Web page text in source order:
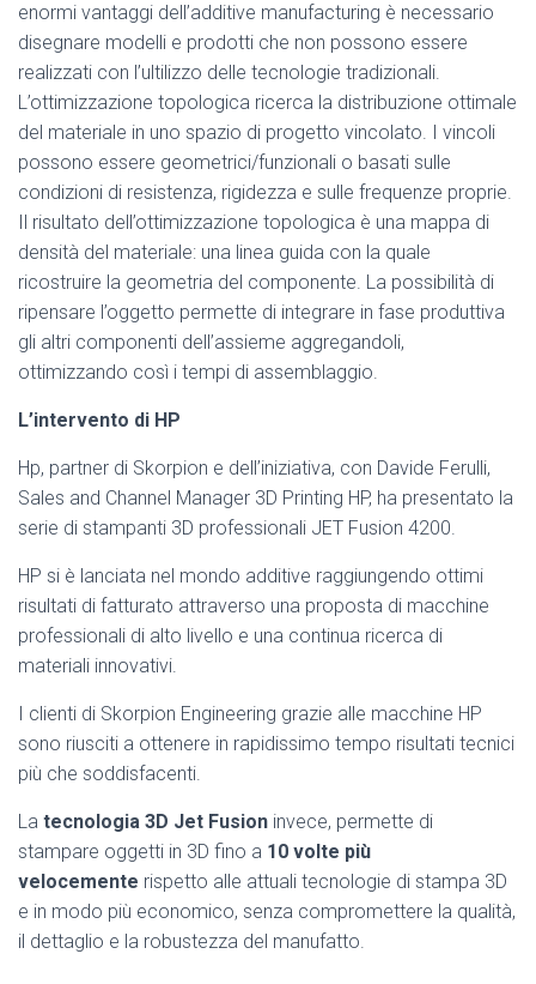
enormi vantaggi dell’additive manufacturing è necessario
disegnare modelli e prodotti che non possono essere
realizzati con l’ultilizzo delle tecnologie tradizionali.
L’ottimizzazione topologica ricerca la distribuzione ottimale
del materiale in uno spazio di progetto vincolato. I vincoli
possono essere geometrici/funzionali o basati sulle
condizioni di resistenza, rigidezza e sulle frequenze proprie.
Il risultato dell’ottimizzazione topologica è una mappa di
densità del materiale: una linea guida con la quale
ricostruire la geometria del componente. La possibilità di
ripensare l’oggetto permette di integrare in fase produttiva
gli altri componenti dell’assieme aggregandoli,
ottimizzando così i tempi di assemblaggio.
L’intervento di HP
Hp, partner di Skorpion e dell’iniziativa, con Davide Ferulli,
Sales and Channel Manager 3D Printing HP, ha presentato la
serie di stampanti 3D professionali JET Fusion 4200.
HP si è lanciata nel mondo additive raggiungendo ottimi
risultati di fatturato attraverso una proposta di macchine
professionali di alto livello e una continua ricerca di
materiali innovativi.
I clienti di Skorpion Engineering grazie alle macchine HP
sono riusciti a ottenere in rapidissimo tempo risultati tecnici
più che soddisfacenti.
La tecnologia 3D Jet Fusion invece, permette di
stampare oggetti in 3D fino a 10 volte più
velocemente rispetto alle attuali tecnologie di stampa 3D
e in modo più economico, senza compromettere la qualità,
il dettaglio e la robustezza del manufatto.